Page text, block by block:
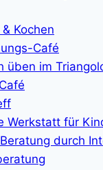
Kochen
Café
üben im
Werkstatt für
durch